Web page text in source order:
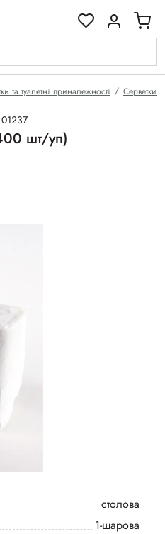
та туалетні приналежності Серветки
шт/уп)
столова
1-шарова